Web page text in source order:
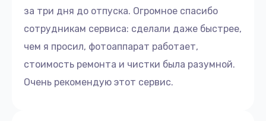
за три дня до отпуска. Огромное спасибо
сотрудникам сервиса: сделали даже быстрее,
чем я просил, фотоаппарат работает,
стоимость ремонта и чистки была разумной.
Очень рекомендую этот сервис.